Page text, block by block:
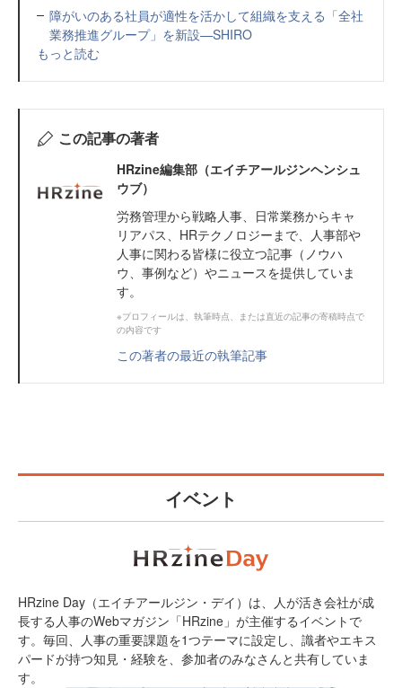
障がいのある社員が適性を活かして組織を支える「全社
業務推進グループ」を新設—SHIRO
もっと読む
この記事の著者
HRzine編集部（エイチアールジンヘンシュ
ウブ）
労務管理から戦略人事、日常業務からキャ
リアパス、HRテクノロジーまで、人事部や
人事に関わる皆様に役立つ記事（ノウハ
ウ、事例など）やニュースを提供していま
す。
※プロフィールは、執筆時点、または直近の記事の寄稿時点で
の内容です
この著者の最近の執筆記事
イベント
HRzine Day（エイチアールジン・デイ）は、人が活き会社が成
長する人事のWebマガジン「HRzine」が主催するイベントで
す。毎回、人事の重要課題を1つテーマに設定し、識者やエキス
パードが持つ知見・経験を、参加者のみなさんと共有していま
す。